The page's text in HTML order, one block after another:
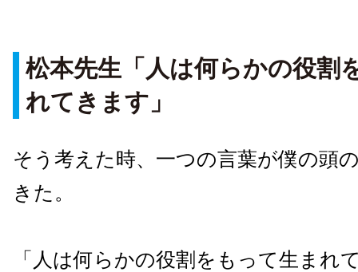
松本先生「人は何らかの役割
れてきます」
そう考えた時、一つの言葉が僕の頭
きた。
「人は何らかの役割をもって生まれ